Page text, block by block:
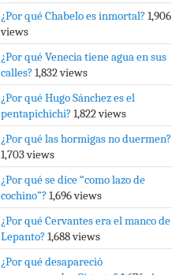
¿Por qué Chabelo es inmortal? 1,906
views
¿Por qué Venecia tiene agua en sus
calles? 1,832 views
¿Por qué Hugo Sánchez es el
pentapichichi? 1,822 views
¿Por qué las hormigas no duermen?
1,703 views
¿Por qué se dice “como lazo de
cochino”? 1,696 views
¿Por qué Cervantes era el manco de
Lepanto? 1,688 views
¿Por qué desapareció